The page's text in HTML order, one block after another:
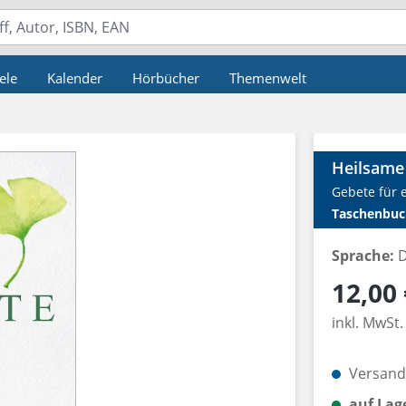
Kalender Hörbücher Themenwelt
Gebete für
Sprache:
Regulärer
12,00
inkl. MwSt.